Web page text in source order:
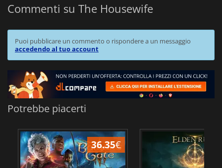
Commenti su The Housewife
Puoi pubblicare un commento o rispondere a un messaggio
accedendo al tuo account
Potrebbe piacerti
36.35€